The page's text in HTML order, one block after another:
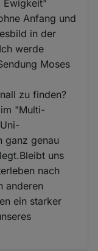
Ewigkeit"
Anfang und
in der
werde
Moses
zu finden?
"Multi-
ganz genau
uns
nach
anderen
ein starker